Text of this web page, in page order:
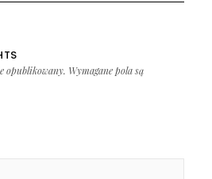
opublikowany. Wymagane pola są